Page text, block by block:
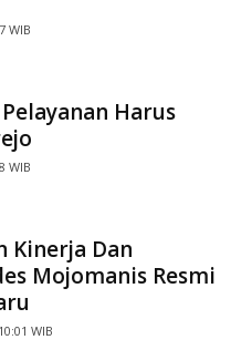
WIB
Harus
WIB
Kinerja Dan
Mojomanis Resmi
WIB